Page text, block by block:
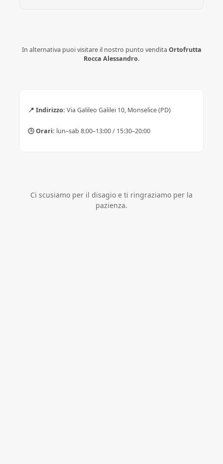
In alternativa puoi visitare il nostro punto vendita Ortofrutta
Rocca Alessandro.
📍 Indirizzo: Via Galileo Galilei 10, Monselice (PD)
🕒 Orari: lun–sab 8:00–13:00 / 15:30–20:00
Ci scusiamo per il disagio e ti ringraziamo per la
pazienza.